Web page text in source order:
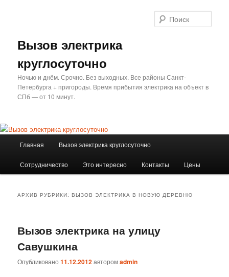
Вызов электрика
круглосуточно
Ночью и днём. Срочно. Без выходных. Все районы Санкт-
Петербурга + пригороды. Время прибытия электрика на объект в
СПб — от 10 минут.
Главная Вызов электрика круглосуточно
Сотрудничество Это интересно Контакты Цены
АРХИВ РУБРИКИ:ВЫЗОВ ЭЛЕКТРИКА В НОВУЮ ДЕРЕВНЮ
Вызов электрика на улицу
Савушкина
Опубликовано11.12.2012авторомadmin